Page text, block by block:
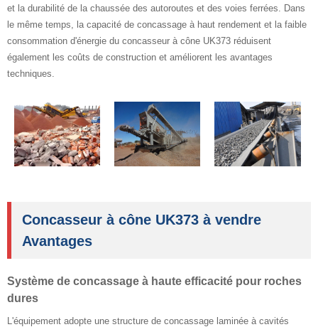
et la durabilité de la chaussée des autoroutes et des voies ferrées. Dans
le même temps, la capacité de concassage à haut rendement et la faible
consommation d'énergie du concasseur à cône UK373 réduisent
également les coûts de construction et améliorent les avantages
techniques.
Concasseur à cône UK373 à vendre
Avantages
Système de concassage à haute efficacité pour roches
dures
L'équipement adopte une structure de concassage laminée à cavités